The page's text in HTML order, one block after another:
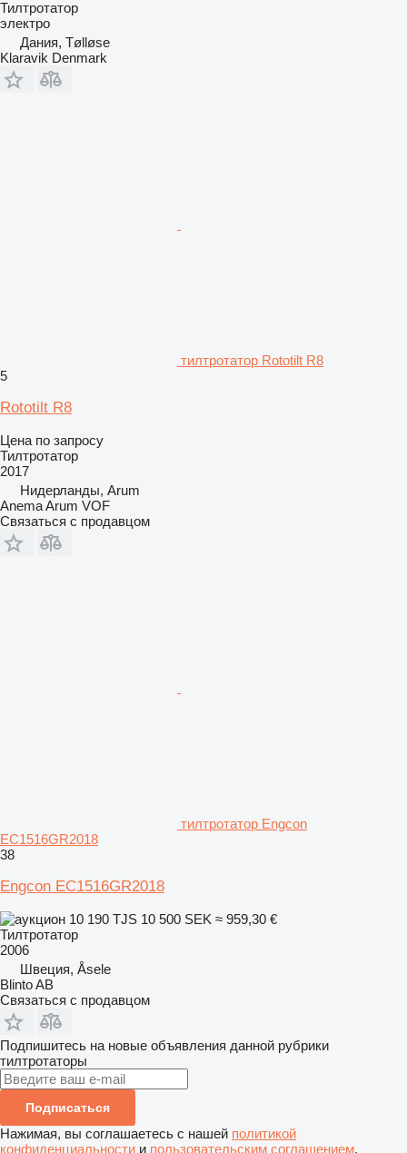
Тилтротатор
электро
Дания, Tølløse
Klaravik Denmark
тилтротатор Rototilt R8
5
Rototilt R8
Цена по запросу
Тилтротатор
2017
Нидерланды, Arum
Anema Arum VOF
Связаться с продавцом
тилтротатор Engcon
EC1516GR2018
38
Engcon EC1516GR2018
10 190 TJS 10 500 SEK ≈ 959,30 €
Тилтротатор
2006
Швеция, Åsele
Blinto AB
Связаться с продавцом
Подпишитесь на новые объявления данной рубрики
тилтротаторы
Подписаться
Нажимая, вы соглашаетесь с нашей политикой
конфиденциальности и пользовательским соглашением.